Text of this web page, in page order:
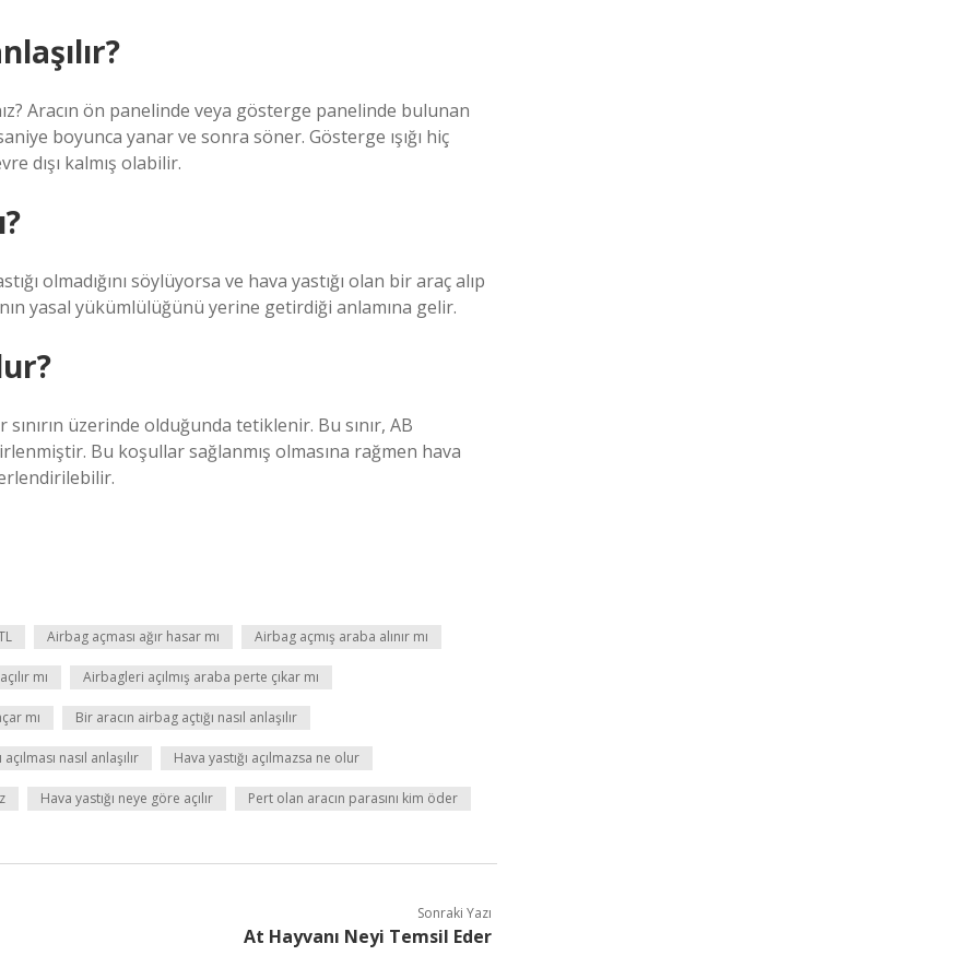
Aracın ön panelinde veya gösterge panelinde bulunan
saniye boyunca yanar ve sonra söner. Gösterge ışığı hiç
dışı kalmış olabilir.
olmadığını söylüyorsa ve hava yastığı olan bir araç alıp
yasal yükümlülüğünü yerine getirdiği anlamına gelir.
sınırın üzerinde olduğunda tetiklenir. Bu sınır, AB
Bu koşullar sağlanmış olmasına rağmen hava
Airbag açması ağır hasar mı Airbag açmış araba alınır mı
mı Airbagleri açılmış araba perte çıkar mı
mı Bir aracın airbag açtığı nasıl anlaşılır
nasıl anlaşılır Hava yastığı açılmazsa ne olur
Hava yastığı neye göre açılır Pert olan aracın parasını kim öder
Sonraki Yazı
At Hayvanı Neyi Temsil Eder